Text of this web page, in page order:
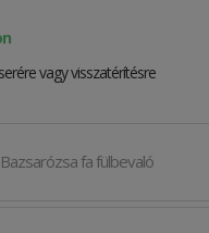
vagy visszatérítésre
Bazsarózsa fa fülbevaló